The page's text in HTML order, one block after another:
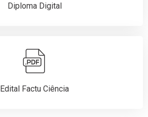
Diploma Digital
Edital Factu Ciência